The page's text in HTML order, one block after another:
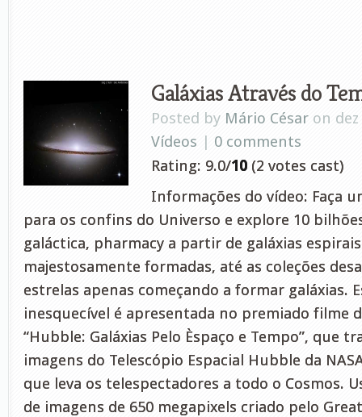
Galáxias Através do
Posted by Mário César on
Vídeos | 0 comments
Rating: 9.0/10 (2 votes cast)
Informações do vídeo: Faça
para os confins do Universo e explore 10
galáctica, pharmacy a partir de galáxias
majestosamente formadas, até as coleções
estrelas apenas começando a formar galáxias.
inesquecível é apresentada no premiado filme
“Hubble: Galáxias Pelo Èspaço e Tempo”, que
imagens do Telescópio Espacial Hubble da
que leva os telespectadores a todo o Cosmos.
de imagens de 650 megapixels criado pelo